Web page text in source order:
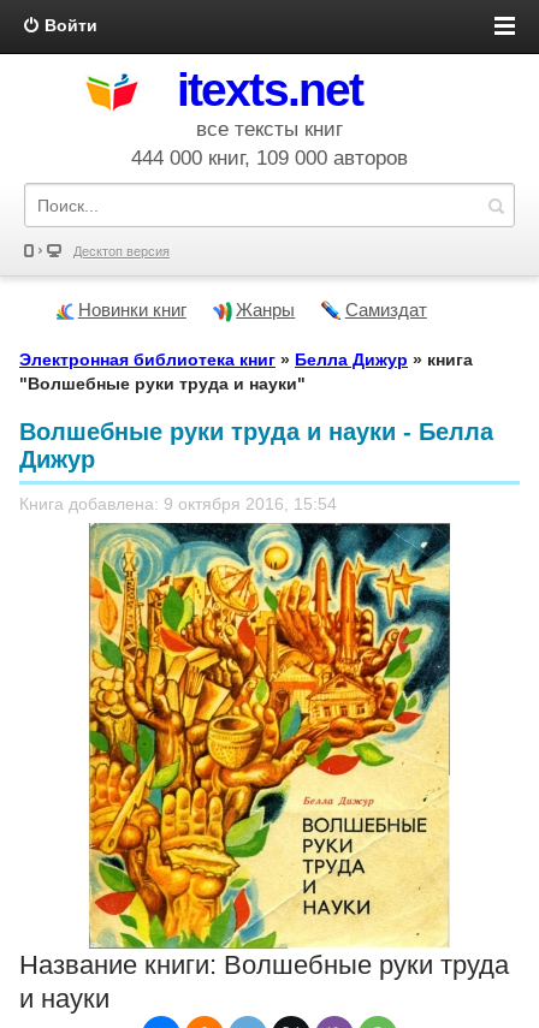
Войти
itexts.net
все тексты книг
444 000 книг, 109 000 авторов
Десктоп версия
Новинки книг Жанры Самиздат
Электронная библиотека книг » Белла Дижур » книга
"Волшебные руки труда и науки"
Волшебные руки труда и науки - Белла
Дижур
Книга добавлена: 9 октября 2016, 15:54
Название книги: Волшебные руки труда
и науки